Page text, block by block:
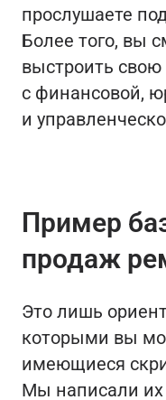
прослушаете
Более того, вы
выстроить
с финансовой,
и
Пример
продаж
Это лишь
которыми вы
имеющиеся
Мы написали